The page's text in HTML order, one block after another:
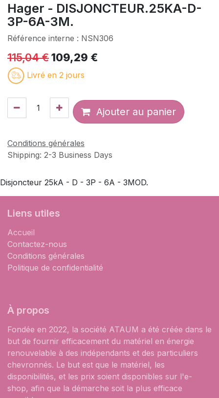
Hager - DISJONCTEUR.25KA-D-
3P-6A-3M.
Référence interne : NSN306
115,04€109,29 €
Livré en 2 jours
Ajouter au panier
Conditions générales
Shipping: 2-3 Business Days
Disjoncteur 25kA - D - 3P - 6A - 3MOD.
Liens utiles
Accueil
Contactez-nous
Conditions générales
Politique de confidentialité
À propos
Fondée en 2022, la société ATAUM a été créée dans le
but de fournir efficacement du matériel en énergie
renouvelable à des indépendants et des particuliers
chevronnés. Le but est que le matériel, les
disponibilités, et les prix soient disponibles sur l'e-
shop, afin que la démarche soit la plus efficace